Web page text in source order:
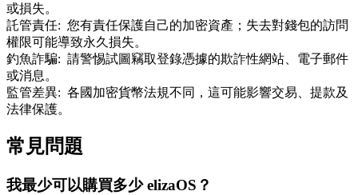
或損失。
託管責任: 您有責任保護自己的加密資產；失去對錢包的訪問
權限可能導致永久損失。
釣魚詐騙: 請警惕試圖竊取登錄憑據的欺詐性網站、電子郵件
或消息。
監管差異: 各國加密貨幣法規不同，這可能影響交易、提款及
法律保護。
常見問題
我最少可以購買多少 elizaOS？